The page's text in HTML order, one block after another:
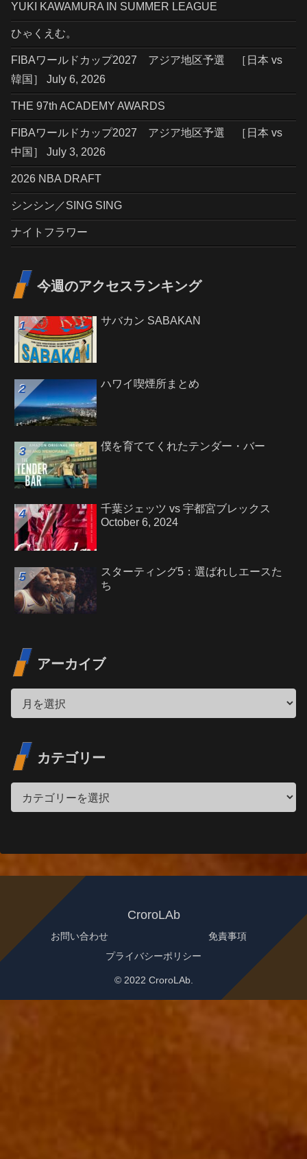
YUKI KAWAMURA IN SUMMER LEAGUE
ひゃくえむ。
FIBAワールドカップ2027 アジア地区予選 ［日本 vs
韓国］ July 6, 2026
THE 97th ACADEMY AWARDS
FIBAワールドカップ2027 アジア地区予選 ［日本 vs
中国］ July 3, 2026
2026 NBA DRAFT
シンシン／SING SING
ナイトフラワー
今週のアクセスランキング
サバカン SABAKAN
ハワイ喫煙所まとめ
僕を育ててくれたテンダー・バー
千葉ジェッツ vs 宇都宮ブレックス
October 6, 2024
スターティング5：選ばれしエースた
ち
アーカイブ
カテゴリー
CroroLAb
お問い合わせ
免責事項
プライバシーポリシー
© 2022 CroroLAb.